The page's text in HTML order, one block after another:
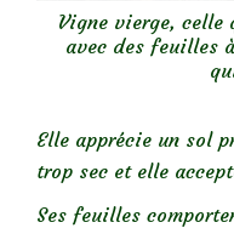
Vigne vierge, celle
avec des feuilles
Elle apprécie un sol
trop sec et elle
Ses feuilles